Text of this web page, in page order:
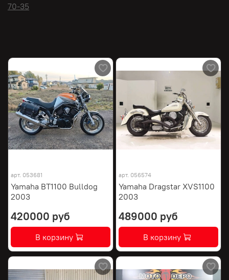
70-35
арт. 053681
Yamaha BT1100 Bulldog
2003
420000 руб
В корзину
арт. 056574
Yamaha Dragstar XVS1100
2003
489000 руб
В корзину